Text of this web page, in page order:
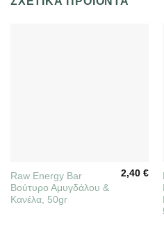
Raw Energy Βar
Βούτυρο Αμυγδάλου &
Κανέλα, 50gr
2,40€